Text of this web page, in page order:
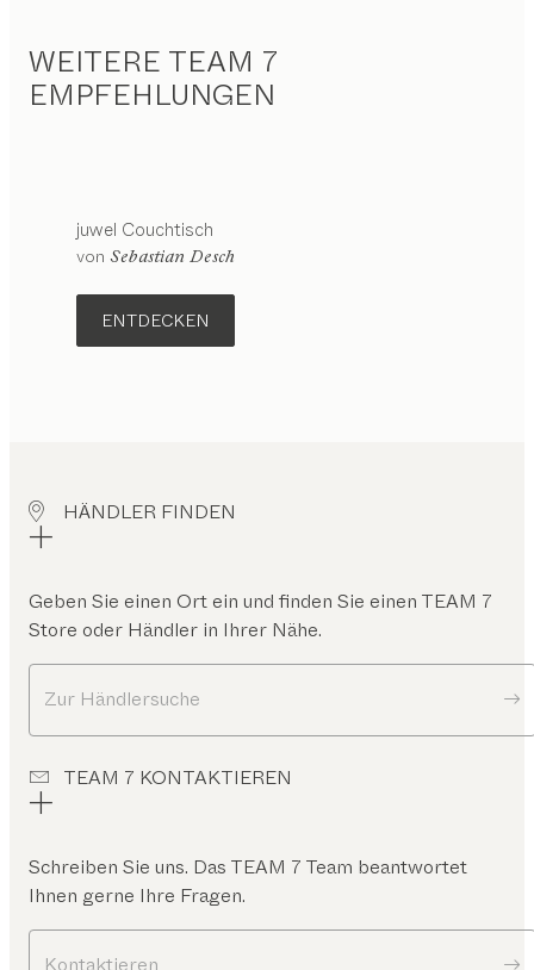
WEITERE TEAM 7
EMPFEHLUNGEN
juwel Couchtisch
von Sebastian Desch
ENTDECKEN
HÄNDLER FINDEN
Geben Sie einen Ort ein und finden Sie einen TEAM 7
Store oder Händler in Ihrer Nähe.
Zur Händlersuche
TEAM 7 KONTAKTIEREN
Schreiben Sie uns. Das TEAM 7 Team beantwortet
Ihnen gerne Ihre Fragen.